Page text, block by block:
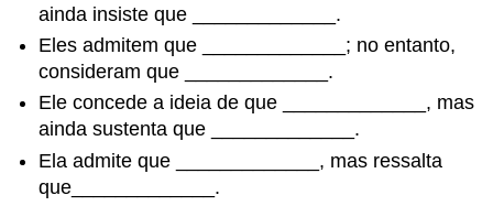
ainda insiste que _____________.
Eles admitem que _____________; no entanto,
consideram que _____________.
Ele concede a ideia de que _____________, mas
ainda sustenta que _____________.
Ela admite que _____________, mas ressalta
que_____________.